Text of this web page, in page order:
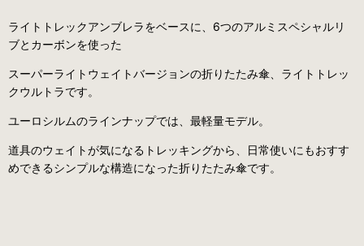
ライトトレックアンブレラをベースに、6つのアルミスペシャルリ
ブとカーボンを使った
スーパーライトウェイトバージョンの折りたたみ傘、ライトトレッ
クウルトラです。
ユーロシルムのラインナップでは、最軽量モデル。
道具のウェイトが気になるトレッキングから、
日常使いにもおすす
めできるシンプルな構造になった折りたたみ傘です。